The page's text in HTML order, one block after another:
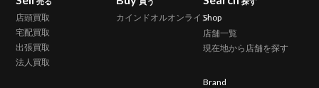
店頭買取
宅配買取
出張買取
法人買取
カインドオルオンラインShop
店舗一覧
現在地から店舗を探す
Brand